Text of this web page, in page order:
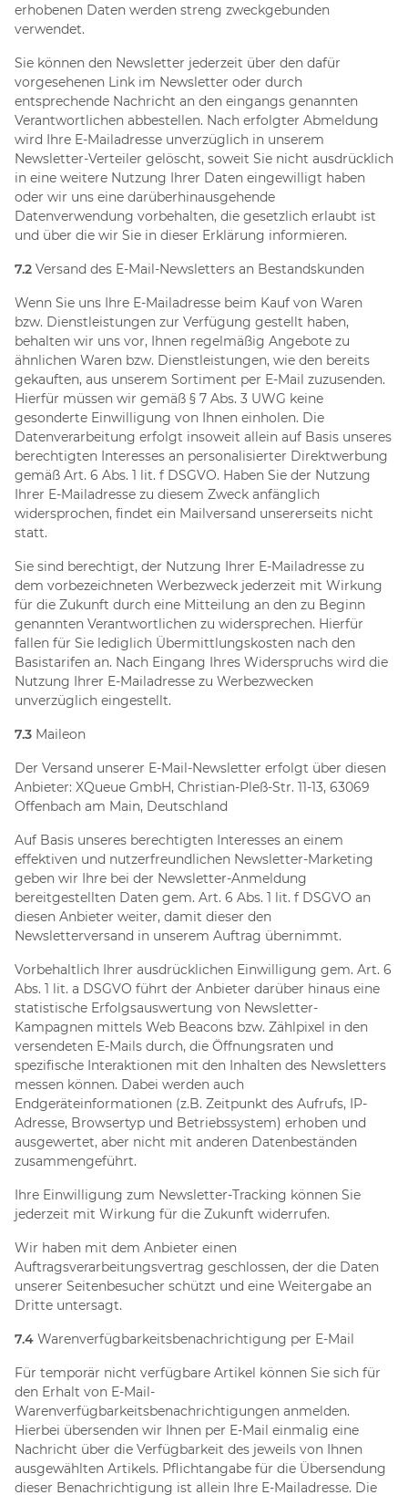
erhobenen Daten werden streng zweckgebunden
verwendet.
Sie können den Newsletter jederzeit über den dafür
vorgesehenen Link im Newsletter oder durch
entsprechende Nachricht an den eingangs genannten
Verantwortlichen abbestellen. Nach erfolgter Abmeldung
wird Ihre E-Mailadresse unverzüglich in unserem
Newsletter-Verteiler gelöscht, soweit Sie nicht ausdrücklich
in eine weitere Nutzung Ihrer Daten eingewilligt haben
oder wir uns eine darüberhinausgehende
Datenverwendung vorbehalten, die gesetzlich erlaubt ist
und über die wir Sie in dieser Erklärung informieren.
7.2 Versand des E-Mail-Newsletters an Bestandskunden
Wenn Sie uns Ihre E-Mailadresse beim Kauf von Waren
bzw. Dienstleistungen zur Verfügung gestellt haben,
behalten wir uns vor, Ihnen regelmäßig Angebote zu
ähnlichen Waren bzw. Dienstleistungen, wie den bereits
gekauften, aus unserem Sortiment per E-Mail zuzusenden.
Hierfür müssen wir gemäß § 7 Abs. 3 UWG keine
gesonderte Einwilligung von Ihnen einholen. Die
Datenverarbeitung erfolgt insoweit allein auf Basis unseres
berechtigten Interesses an personalisierter Direktwerbung
gemäß Art. 6 Abs. 1 lit. f DSGVO. Haben Sie der Nutzung
Ihrer E-Mailadresse zu diesem Zweck anfänglich
widersprochen, findet ein Mailversand unsererseits nicht
statt.
Sie sind berechtigt, der Nutzung Ihrer E-Mailadresse zu
dem vorbezeichneten Werbezweck jederzeit mit Wirkung
für die Zukunft durch eine Mitteilung an den zu Beginn
genannten Verantwortlichen zu widersprechen. Hierfür
fallen für Sie lediglich Übermittlungskosten nach den
Basistarifen an. Nach Eingang Ihres Widerspruchs wird die
Nutzung Ihrer E-Mailadresse zu Werbezwecken
unverzüglich eingestellt.
7.3 Maileon
Der Versand unserer E-Mail-Newsletter erfolgt über diesen
Anbieter: XQueue GmbH, Christian-Pleß-Str. 11-13, 63069
Offenbach am Main, Deutschland
Auf Basis unseres berechtigten Interesses an einem
effektiven und nutzerfreundlichen Newsletter-Marketing
geben wir Ihre bei der Newsletter-Anmeldung
bereitgestellten Daten gem. Art. 6 Abs. 1 lit. f DSGVO an
diesen Anbieter weiter, damit dieser den
Newsletterversand in unserem Auftrag übernimmt.
Vorbehaltlich Ihrer ausdrücklichen Einwilligung gem. Art. 6
Abs. 1 lit. a DSGVO führt der Anbieter darüber hinaus eine
statistische Erfolgsauswertung von Newsletter-
Kampagnen mittels Web Beacons bzw. Zählpixel in den
versendeten E-Mails durch, die Öffnungsraten und
spezifische Interaktionen mit den Inhalten des Newsletters
messen können. Dabei werden auch
Endgeräteinformationen (z.B. Zeitpunkt des Aufrufs, IP-
Adresse, Browsertyp und Betriebssystem) erhoben und
ausgewertet, aber nicht mit anderen Datenbeständen
zusammengeführt.
Ihre Einwilligung zum Newsletter-Tracking können Sie
jederzeit mit Wirkung für die Zukunft widerrufen.
Wir haben mit dem Anbieter einen
Auftragsverarbeitungsvertrag geschlossen, der die Daten
unserer Seitenbesucher schützt und eine Weitergabe an
Dritte untersagt.
7.4 Warenverfügbarkeitsbenachrichtigung per E-Mail
Für temporär nicht verfügbare Artikel können Sie sich für
den Erhalt von E-Mail-
Warenverfügbarkeitsbenachrichtigungen anmelden.
Hierbei übersenden wir Ihnen per E-Mail einmalig eine
Nachricht über die Verfügbarkeit des jeweils von Ihnen
ausgewählten Artikels. Pflichtangabe für die Übersendung
dieser Benachrichtigung ist allein Ihre E-Mailadresse. Die